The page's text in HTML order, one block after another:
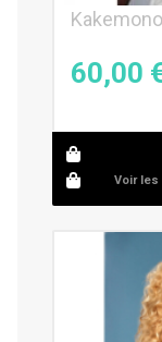
60,00
Voir les